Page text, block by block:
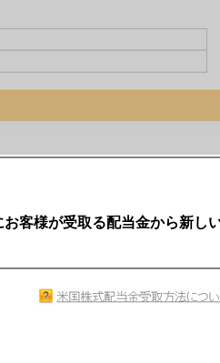
客様が受取る配当金から新し